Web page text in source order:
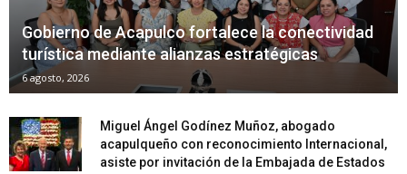
Gobierno de Acapulco fortalece la conectividad
turística mediante alianzas estratégicas
6 agosto, 2026
Miguel Ángel Godínez Muñoz, abogado
acapulqueño con reconocimiento Internacional,
asiste por invitación de la Embajada de Estados